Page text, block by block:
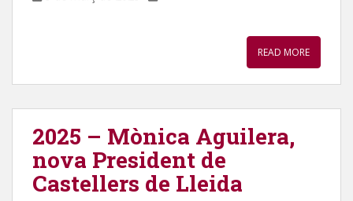
READ MORE
2025 – Mònica Aguilera,
nova President de
Castellers de Lleida